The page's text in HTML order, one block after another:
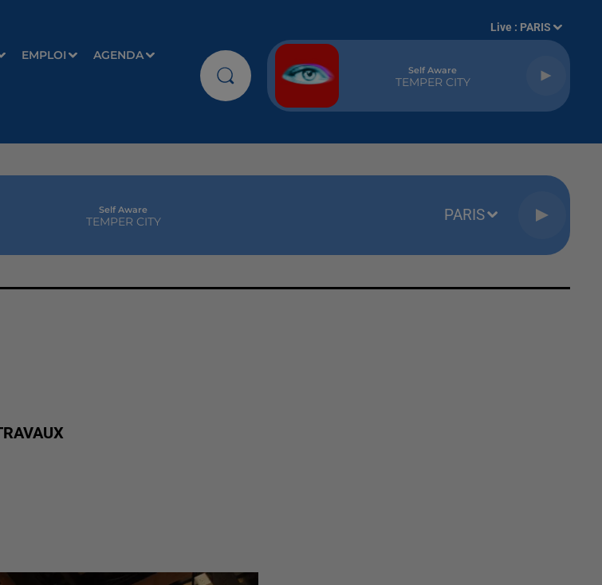
EMPLOI AGENDA
Live : PARIS
Self Aware
TEMPER CITY
Self Aware
TEMPER CITY PARIS